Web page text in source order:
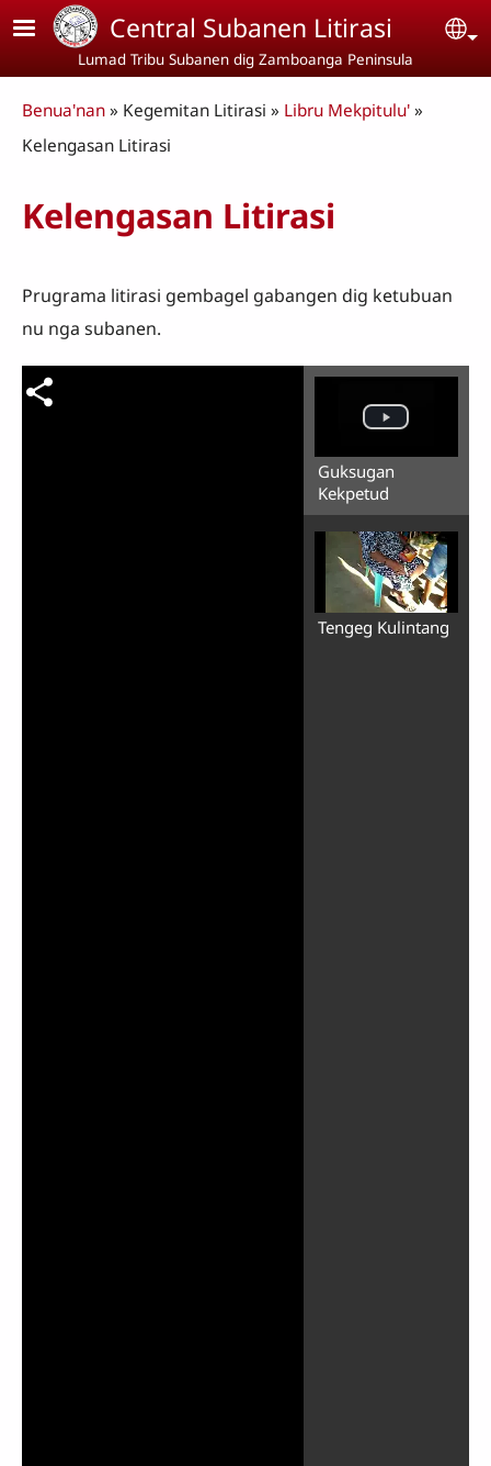
Skip to main contentCentral Subanen Litirasi
Lumad Tribu Subanen dig Zamboanga Peninsula
Breadcrumb
Benua'nan Kegemitan Litirasi
Libru Mekpitulu'
Kelengasan Litirasi
Kelengasan Litirasi
Prugrama litirasi gembagel gabangen dig ketubuan
nu nga subanen.
Guksugan
Kekpetud
Tengeg Kulintang